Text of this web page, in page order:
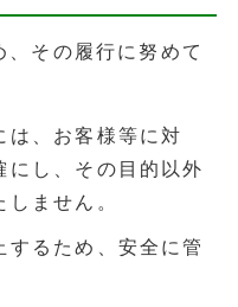
その履行に努めて
は、お客様等に対
にし、その目的以外
ません。
するため、安全に管